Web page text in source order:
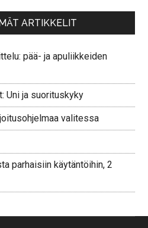
ARTIKKELIT
pää- ja apuliikkeiden
Uni ja suorituskyky
valitessa
parhaisiin käytäntöihin, 2